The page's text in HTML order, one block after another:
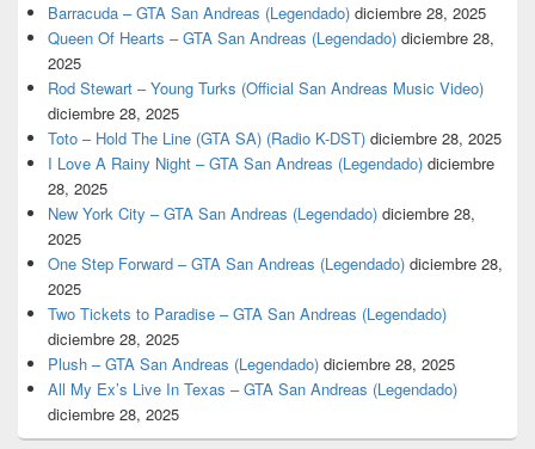
Barracuda – GTA San Andreas (Legendado) diciembre 28, 2025
Queen Of Hearts – GTA San Andreas (Legendado) diciembre 28,
2025
Rod Stewart – Young Turks (Official San Andreas Music Video)
diciembre 28, 2025
Toto – Hold The Line (GTA SA) (Radio K-DST) diciembre 28, 2025
I Love A Rainy Night – GTA San Andreas (Legendado) diciembre
28, 2025
New York City – GTA San Andreas (Legendado) diciembre 28,
2025
One Step Forward – GTA San Andreas (Legendado) diciembre 28,
2025
Two Tickets to Paradise – GTA San Andreas (Legendado)
diciembre 28, 2025
Plush – GTA San Andreas (Legendado) diciembre 28, 2025
All My Ex’s Live In Texas – GTA San Andreas (Legendado)
diciembre 28, 2025